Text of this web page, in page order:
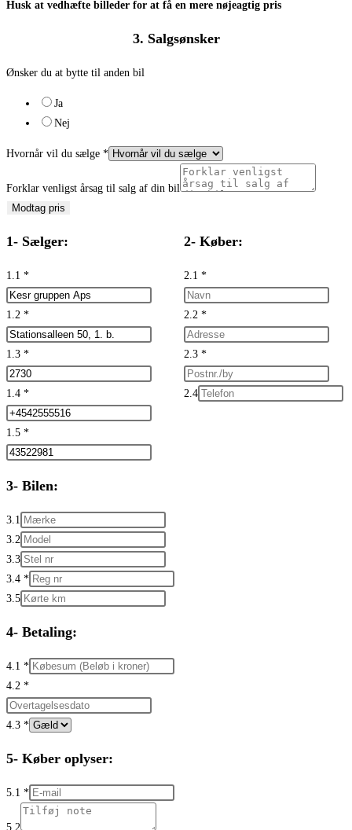
Husk at vedhæfte billeder for at få en mere nøjeagtig pris
3. Salgsønsker
Ønsker du at bytte til anden bil
Ja
Nej
Hvornår vil du sælge *
Forklar venligst årsag til salg af din bil
Modtag pris
1- Sælger:
1.1 *
1.2 *
1.3 *
1.4 *
1.5 *
2- Køber:
2.1 *
2.2 *
2.3 *
2.4
3- Bilen:
3.1
3.2
3.3
3.4 *
3.5
4- Betaling:
4.1 *
4.2 *
4.3 *
5- Køber oplyser:
5.1 *
5.2